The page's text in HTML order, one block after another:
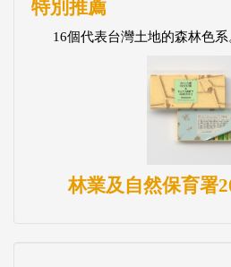
特別推薦
16個代表台灣土地的森林色
林業及自然保育署